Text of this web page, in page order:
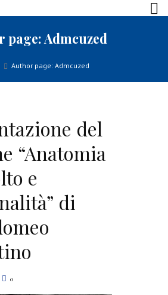
page: Admcuzed
Author page: Admcuzed
del
“Anatomia
e
di
0